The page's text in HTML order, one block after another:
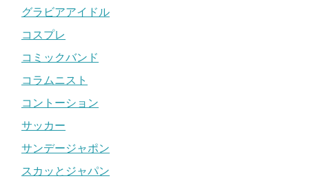
グラビアアイドル
コスプレ
コミックバンド
コラムニスト
コントーション
サッカー
サンデージャポン
スカッとジャパン